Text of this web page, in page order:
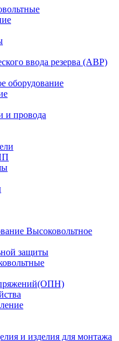
ввода резерва (АВР)
оборудование
и провода
Высоковольтное
защиты